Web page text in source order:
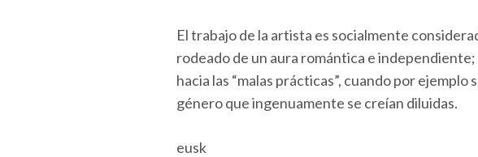
El trabajo de la artista es socialmente
rodeado de un aura romántica e
hacia las “malas prácticas”, cuando por
género que ingenuamente se creían diluidas.
eusk